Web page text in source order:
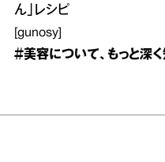
ん」レシピ
[gunosy]
＃美容について、もっと深